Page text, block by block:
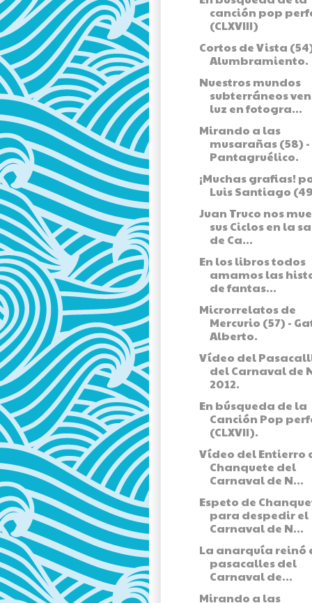
canción pop
(CLXVIII)
Cortos de Vista
Alumbramiento.
Nuestros mundos
subterráneos
luz en fotogra...
Mirando a las
musarañas (58) -
Pantagruélico.
¡Muchas grafias!
Luis Santiago
Juan Truco nos
sus Ciclos en la
de Ca...
En los libros todos
amamos las
de fantas...
Microrrelatos de
Mercurio (57) -
Alberto.
Vídeo del
del Carnaval de
2012.
En búsqueda de la
Canción Pop
(CLXVII).
Vídeo del Entierro
Chanquete del
Carnaval de N...
Espeto de
para despedir el
Carnaval de N...
La anarquía reinó
pasacalles del
Carnaval de...
Mirando a las